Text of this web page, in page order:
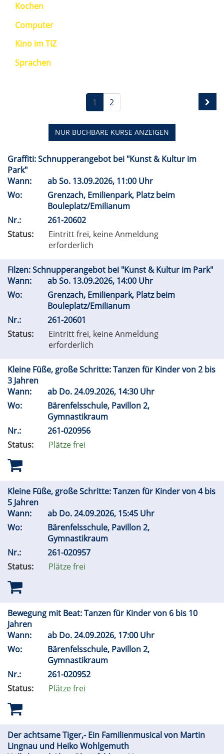
Kochen
Computer
Kino im TIZ
Sprachen
1 2
NUR BUCHBARE KURSE ANZEIGEN
Graffiti: Schnupperangebot bei "Kunst & Kultur im
Park"
Wann:
abSo. 13.09.2026, 11:00 Uhr
Wo:
Grenzach, Emilienpark, Platz beim
Bouleplatz/Emilianum
Nr.:
261-20602
Status:
Eintritt frei, keine Anmeldung
erforderlich
Filzen: Schnupperangebot bei "Kunst & Kultur im Park"
Wann:
abSo. 13.09.2026, 14:00 Uhr
Wo:
Grenzach, Emilienpark, Platz beim
Bouleplatz/Emilianum
Nr.:
261-20601
Status:
Eintritt frei, keine Anmeldung
erforderlich
Kleine Füße, große Schritte: Tanzen für Kinder von 2 bis
3 Jahren
Wann:
ab Do.24.09.2026, 14:30 Uhr
Wo:
Bärenfelsschule, Pavillon 2,
Gymnastikraum
Nr.:
261-020956
Status:
Plätze frei
Kleine Füße, große Schritte: Tanzen für Kinder von 4 bis
5 Jahren
Wann:
ab Do.24.09.2026, 15:45 Uhr
Wo:
Bärenfelsschule, Pavillon 2,
Gymnastikraum
Nr.:
261-020957
Status:
Plätze frei
Bewegung mit Beat: Tanzen für Kinder von 6 bis 10
Jahren
Wann:
ab Do.24.09.2026, 17:00 Uhr
Wo:
Bärenfelsschule, Pavillon 2,
Gymnastikraum
Nr.:
261-020952
Status:
Plätze frei
Der achtsame Tiger,- Ein Familienmusical von Martin
Lingnau und Heiko Wohlgemuth